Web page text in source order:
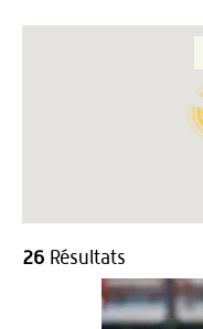
26 Résultats